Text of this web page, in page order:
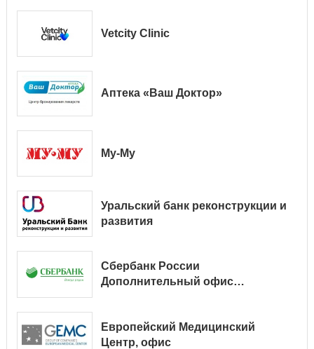
Vetcity Clinic
Аптека «Ваш Доктор»
Му-Му
Уральский банк реконструкции и
развития
Сбербанк России
Дополнительный офис
Европейский Медицинский
Центр, офис